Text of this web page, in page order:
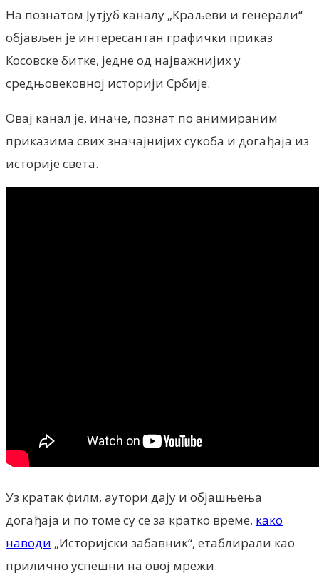
На познатом Јутјуб каналу „Краљеви и генерали“
објављен је интересантан графички приказ
Косовске битке, једне од најважнијих у
средњовековној историји Србије.
Овај канал је, иначе, познат по анимираним
приказима свих значајнијих сукоба и догађаја из
историје света.
Уз кратак филм, аутори дају и објашњења
догађаја и по томе су се за кратко време, како
наводи „Историјски забавник“, етаблирали као
прилично успешни на овој мрежи.